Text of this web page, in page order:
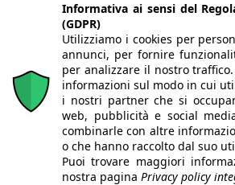
Nel 2025 quasi 907 mila immobili
miliardi di capitale erogato. Il
Agenzia delle Entrate: tassi in
del credito extra-immobiliare.
Informativa ai sensi del
(GDPR)
Utilizziamo i cookies per
annunci, per fornire
per analizzare il nostro
informazioni sul modo in cui
i nostri partner che si
web, pubblicità e social
combinarle con altre
o che hanno raccolto dal suo
Puoi trovare maggiori
nostra pagina Privacy policy